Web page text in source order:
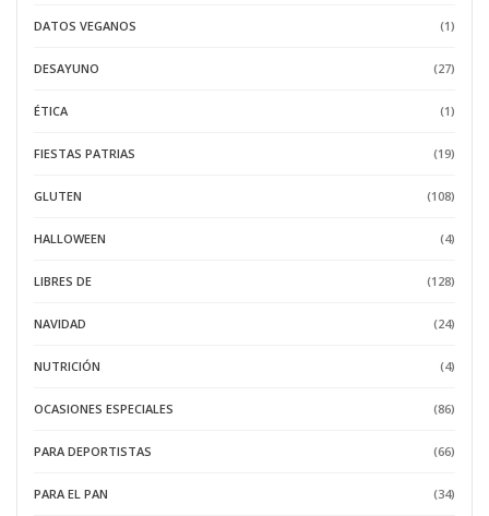
DATOS VEGANOS (1)
DESAYUNO (27)
ÉTICA (1)
FIESTAS PATRIAS (19)
GLUTEN (108)
HALLOWEEN (4)
LIBRES DE (128)
NAVIDAD (24)
NUTRICIÓN (4)
OCASIONES ESPECIALES (86)
PARA DEPORTISTAS (66)
PARA EL PAN (34)